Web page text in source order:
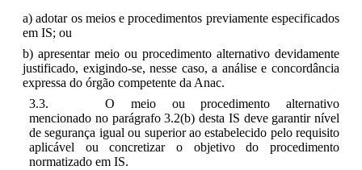
a) adotar os meios e procedimentos previamente especificados
em IS; ou
b) apresentar meio ou procedimento alternativo devidamente
justificado, exigindo-se, nesse caso, a análise e concordância
expressa do órgão competente da Anac.
O meio ou procedimento alternativo
mencionado no parágrafo 3.2(b) desta IS deve garantir nível
de segurança igual ou superior ao estabelecido pelo requisito
aplicável ou concretizar o objetivo do procedimento
normatizado em IS.